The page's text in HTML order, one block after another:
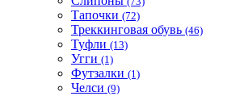
Тапочки (72)
Треккинговая обувь (46)
Туфли (13)
Угги (1)
Футзалки (1)
Челси (9)